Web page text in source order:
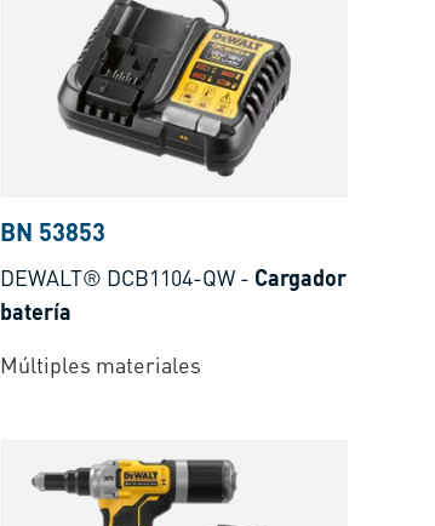
BN 53853
DEWALT® DCB1104-QW - Cargador
batería
Múltiples materiales